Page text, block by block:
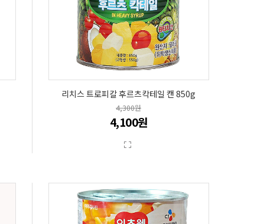
리치스 트로피칼 후르츠칵테일 캔 850g
4,300원
4,100원